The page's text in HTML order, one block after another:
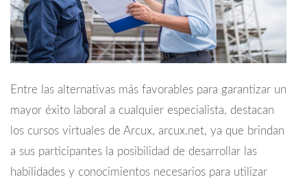
Entre las alternativas más favorables para garantizar un
mayor éxito laboral a cualquier especialista, destacan
los cursos virtuales de Arcux, arcux.net, ya que brindan
a sus participantes la posibilidad de desarrollar las
habilidades y conocimientos necesarios para utilizar